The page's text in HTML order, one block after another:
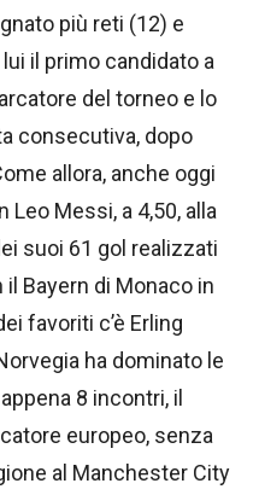
più reti (12) e
il primo candidato a
del torneo e lo
consecutiva, dopo
allora, anche oggi
Messi, a 4,50, alla
suoi 61 gol realizzati
Bayern di Monaco in
favoriti c’è Erling
ha dominato le
8 incontri, il
europeo, senza
al Manchester City